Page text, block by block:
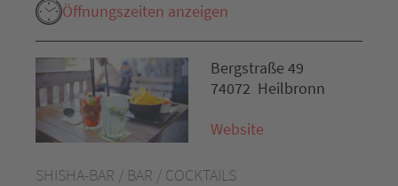
Öffnungszeiten anzeigen
SHISHA-BAR / BAR / COCKTAILS
Bergstraße 49
74072 Heilbronn
Website